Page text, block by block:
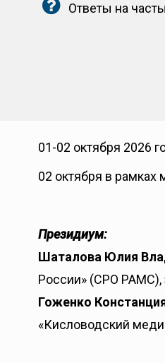
Ответы на
01-02 октября 2026
02 октября в рамках
Президиум:
Шаталова Юлия
России» (СРО РАМС),
Гоженко
«Кисловодский